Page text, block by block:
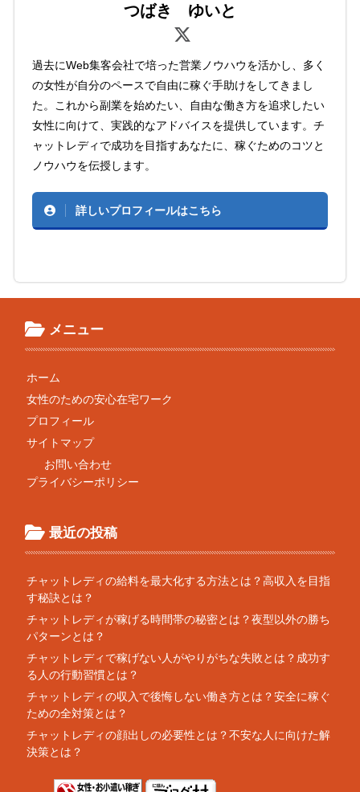
つばき ゆいと
過去にWeb集客会社で培った営業ノウハウを活かし、多く
の女性が自分のペースで自由に稼ぐ手助けをしてきまし
た。これから副業を始めたい、自由な働き方を追求したい
女性に向けて、実践的なアドバイスを提供しています。チ
ャットレディで成功を目指すあなたに、稼ぐためのコツと
ノウハウを伝授します。
詳しいプロフィールはこちら
メニュー
ホーム
女性のための安心在宅ワーク
プロフィール
サイトマップ
お問い合わせ
プライバシーポリシー
最近の投稿
チャットレディの給料を最大化する方法とは？高収入を目指
す秘訣とは？
チャットレディが稼げる時間帯の秘密とは？夜型以外の勝ち
パターンとは？
チャットレディで稼げない人がやりがちな失敗とは？成功す
る人の行動習慣とは？
チャットレディの収入で後悔しない働き方とは？安全に稼ぐ
ための全対策とは？
チャットレディの顔出しの必要性とは？不安な人に向けた解
決策とは？